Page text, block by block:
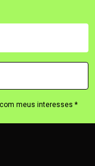
meus interesses *